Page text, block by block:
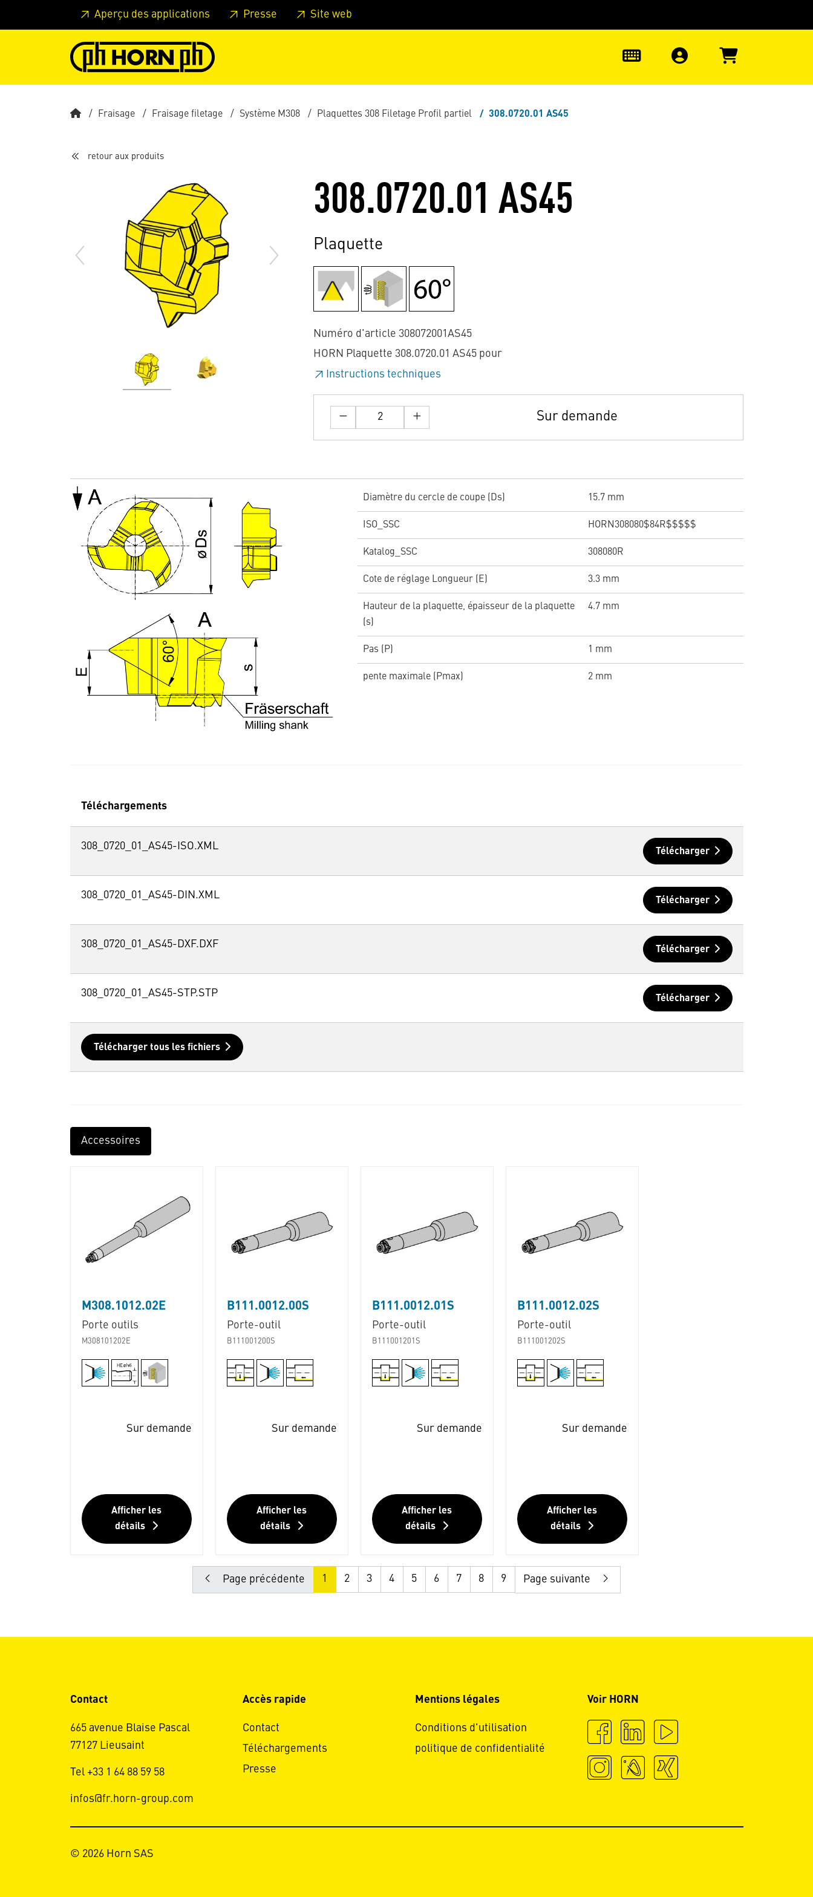
Skip to main content Passer à l'en-tête de la page Passer au pied de page
Aperçu des applications Presse Site web
Fraisage Fraisage filetage Système M308 Plaquettes 308 Filetage Profil partiel 308.0720.01 AS45
retour aux produits
308.0720.01 AS45
Plaquette
Numéro d'article 308072001AS45
HORN Plaquette 308.0720.01 AS45 pour
Instructions techniques
Sur demande
Diamètre du cercle de coupe (Ds) 15.7 mm
ISO_SSC HORN308080$84R$$$$$
Katalog_SSC 308080R
Cote de réglage Longueur (E) 3.3 mm
Hauteur de la plaquette, épaisseur de la plaquette
(s)
4.7 mm
Pas (P) 1 mm
pente maximale (Pmax) 2 mm
Téléchargements
308_0720_01_AS45-ISO.XML Télécharger
308_0720_01_AS45-DIN.XML Télécharger
308_0720_01_AS45-DXF.DXF Télécharger
308_0720_01_AS45-STP.STP Télécharger
Télécharger tous les fichiers
Accessoires
M308.1012.02E
Porte outils
M308101202E
Sur demande
Afficher les
détails
B111.0012.00S
Porte-outil
B111001200S
Sur demande
Afficher les
détails
B111.0012.01S
Porte-outil
B111001201S
Sur demande
Afficher les
détails
B111.0012.02S
Porte-outil
B111001202S
Sur demande
Afficher les
détails
Page précédente 1 2 3 4 5 6 7 8 9 Page suivante
Contact
665 avenue Blaise Pascal
77127 Lieusaint
Tel +33 1 64 88 59 58
infos@fr.horn-group.com
Accès rapide
Contact
Téléchargements
Presse
Mentions légales
Conditions d'utilisation
politique de confidentialité
Voir HORN
© 2026 Horn SAS